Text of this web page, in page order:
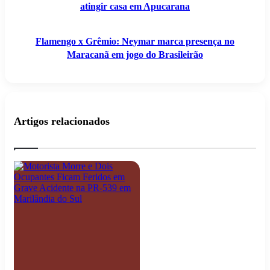
atingir casa em Apucarana
Flamengo x Grêmio: Neymar marca presença no
Maracanã em jogo do Brasileirão
Artigos relacionados